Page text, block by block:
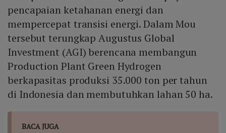
pencapaian ketahanan energi dan
mempercepat transisi energi. Dalam Mou
tersebut terungkap Augustus Global
Investment (AGI) berencana membangun
Production Plant Green Hydrogen
berkapasitas produksi 35.000 ton per tahun
di Indonesia dan membutuhkan lahan 50 ha.
BACA JUGA